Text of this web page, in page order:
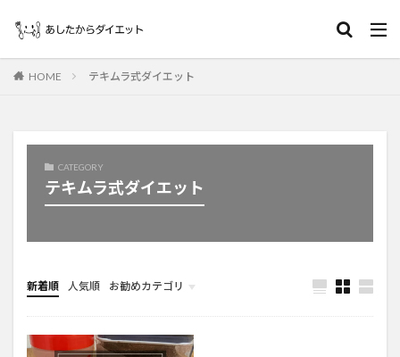
HOME テキムラ式ダイエット
CATEGORY
テキムラ式ダイエット
新着順 人気順 お勧めカテゴリ
Uncategorized